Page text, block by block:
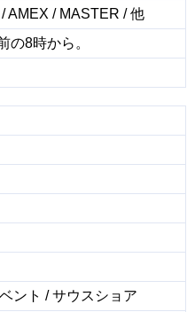
AMEX / MASTER / 他
の8時から。
ント / サウスショア